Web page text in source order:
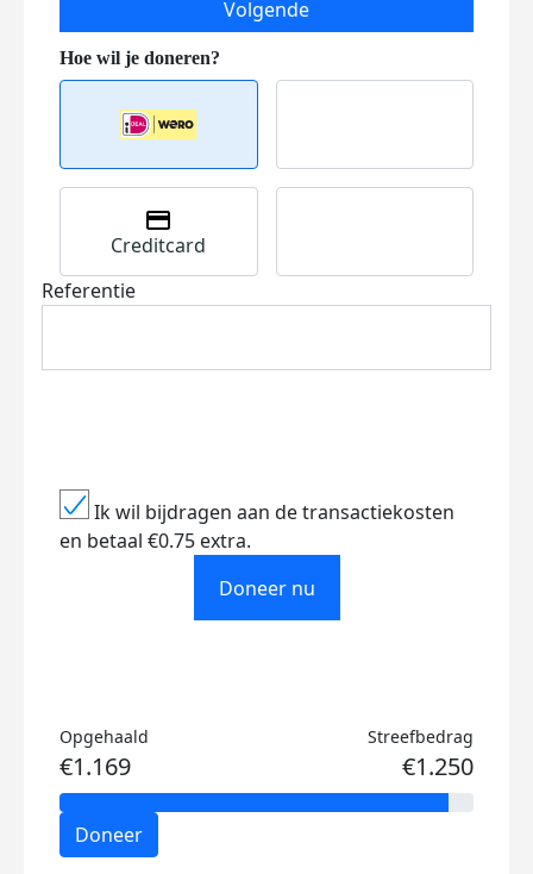
Volgende
Creditcard
Referentie
Ik wil bijdragen aan de transactiekosten
en betaal €0.75 extra.
Doneer nu
Opgehaald
€1.169
Streefbedrag
€1.250
Doneer